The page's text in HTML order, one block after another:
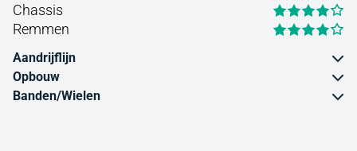
Chassis
Remmen
Aandrijflijn
Opbouw
Banden/Wielen